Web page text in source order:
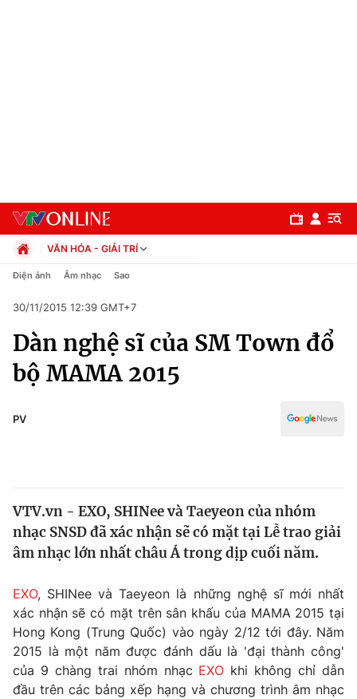
Chuyên mục
Chính trị
Thế giới
Thế giới đó đây
Câu chuyện quốc tế
Kinh tế
Tài chính
Thị trường
Góc doanh nghiệp
Dữ liệu và đời sống
Truyền hình
VĂN HÓA - GIẢI TRÍ
Chính trị
Pháp luật
Kinh tế
Thể thao
Truyền hình
Điện ảnh Âm nhạc Sao
30/11/2015 12:39 GMT+7
Dàn nghệ sĩ của SM Town đổ
bộ MAMA 2015
PV
VTV.vn - EXO, SHINee và Taeyeon của nhóm
nhạc SNSD đã xác nhận sẽ có mặt tại Lễ trao giải
âm nhạc lớn nhất châu Á trong dịp cuối năm.
EXO, SHINee và Taeyeon là những nghệ sĩ mới nhất
xác nhận sẽ có mặt trên sân khấu của MAMA 2015 tại
Hong Kong (Trung Quốc) vào ngày 2/12 tới đây. Năm
2015 là một năm được đánh dấu là 'đại thành công'
của 9 chàng trai nhóm nhạc EXO khi không chỉ dẫn
đầu trên các bảng xếp hạng và chương trình âm nhạc